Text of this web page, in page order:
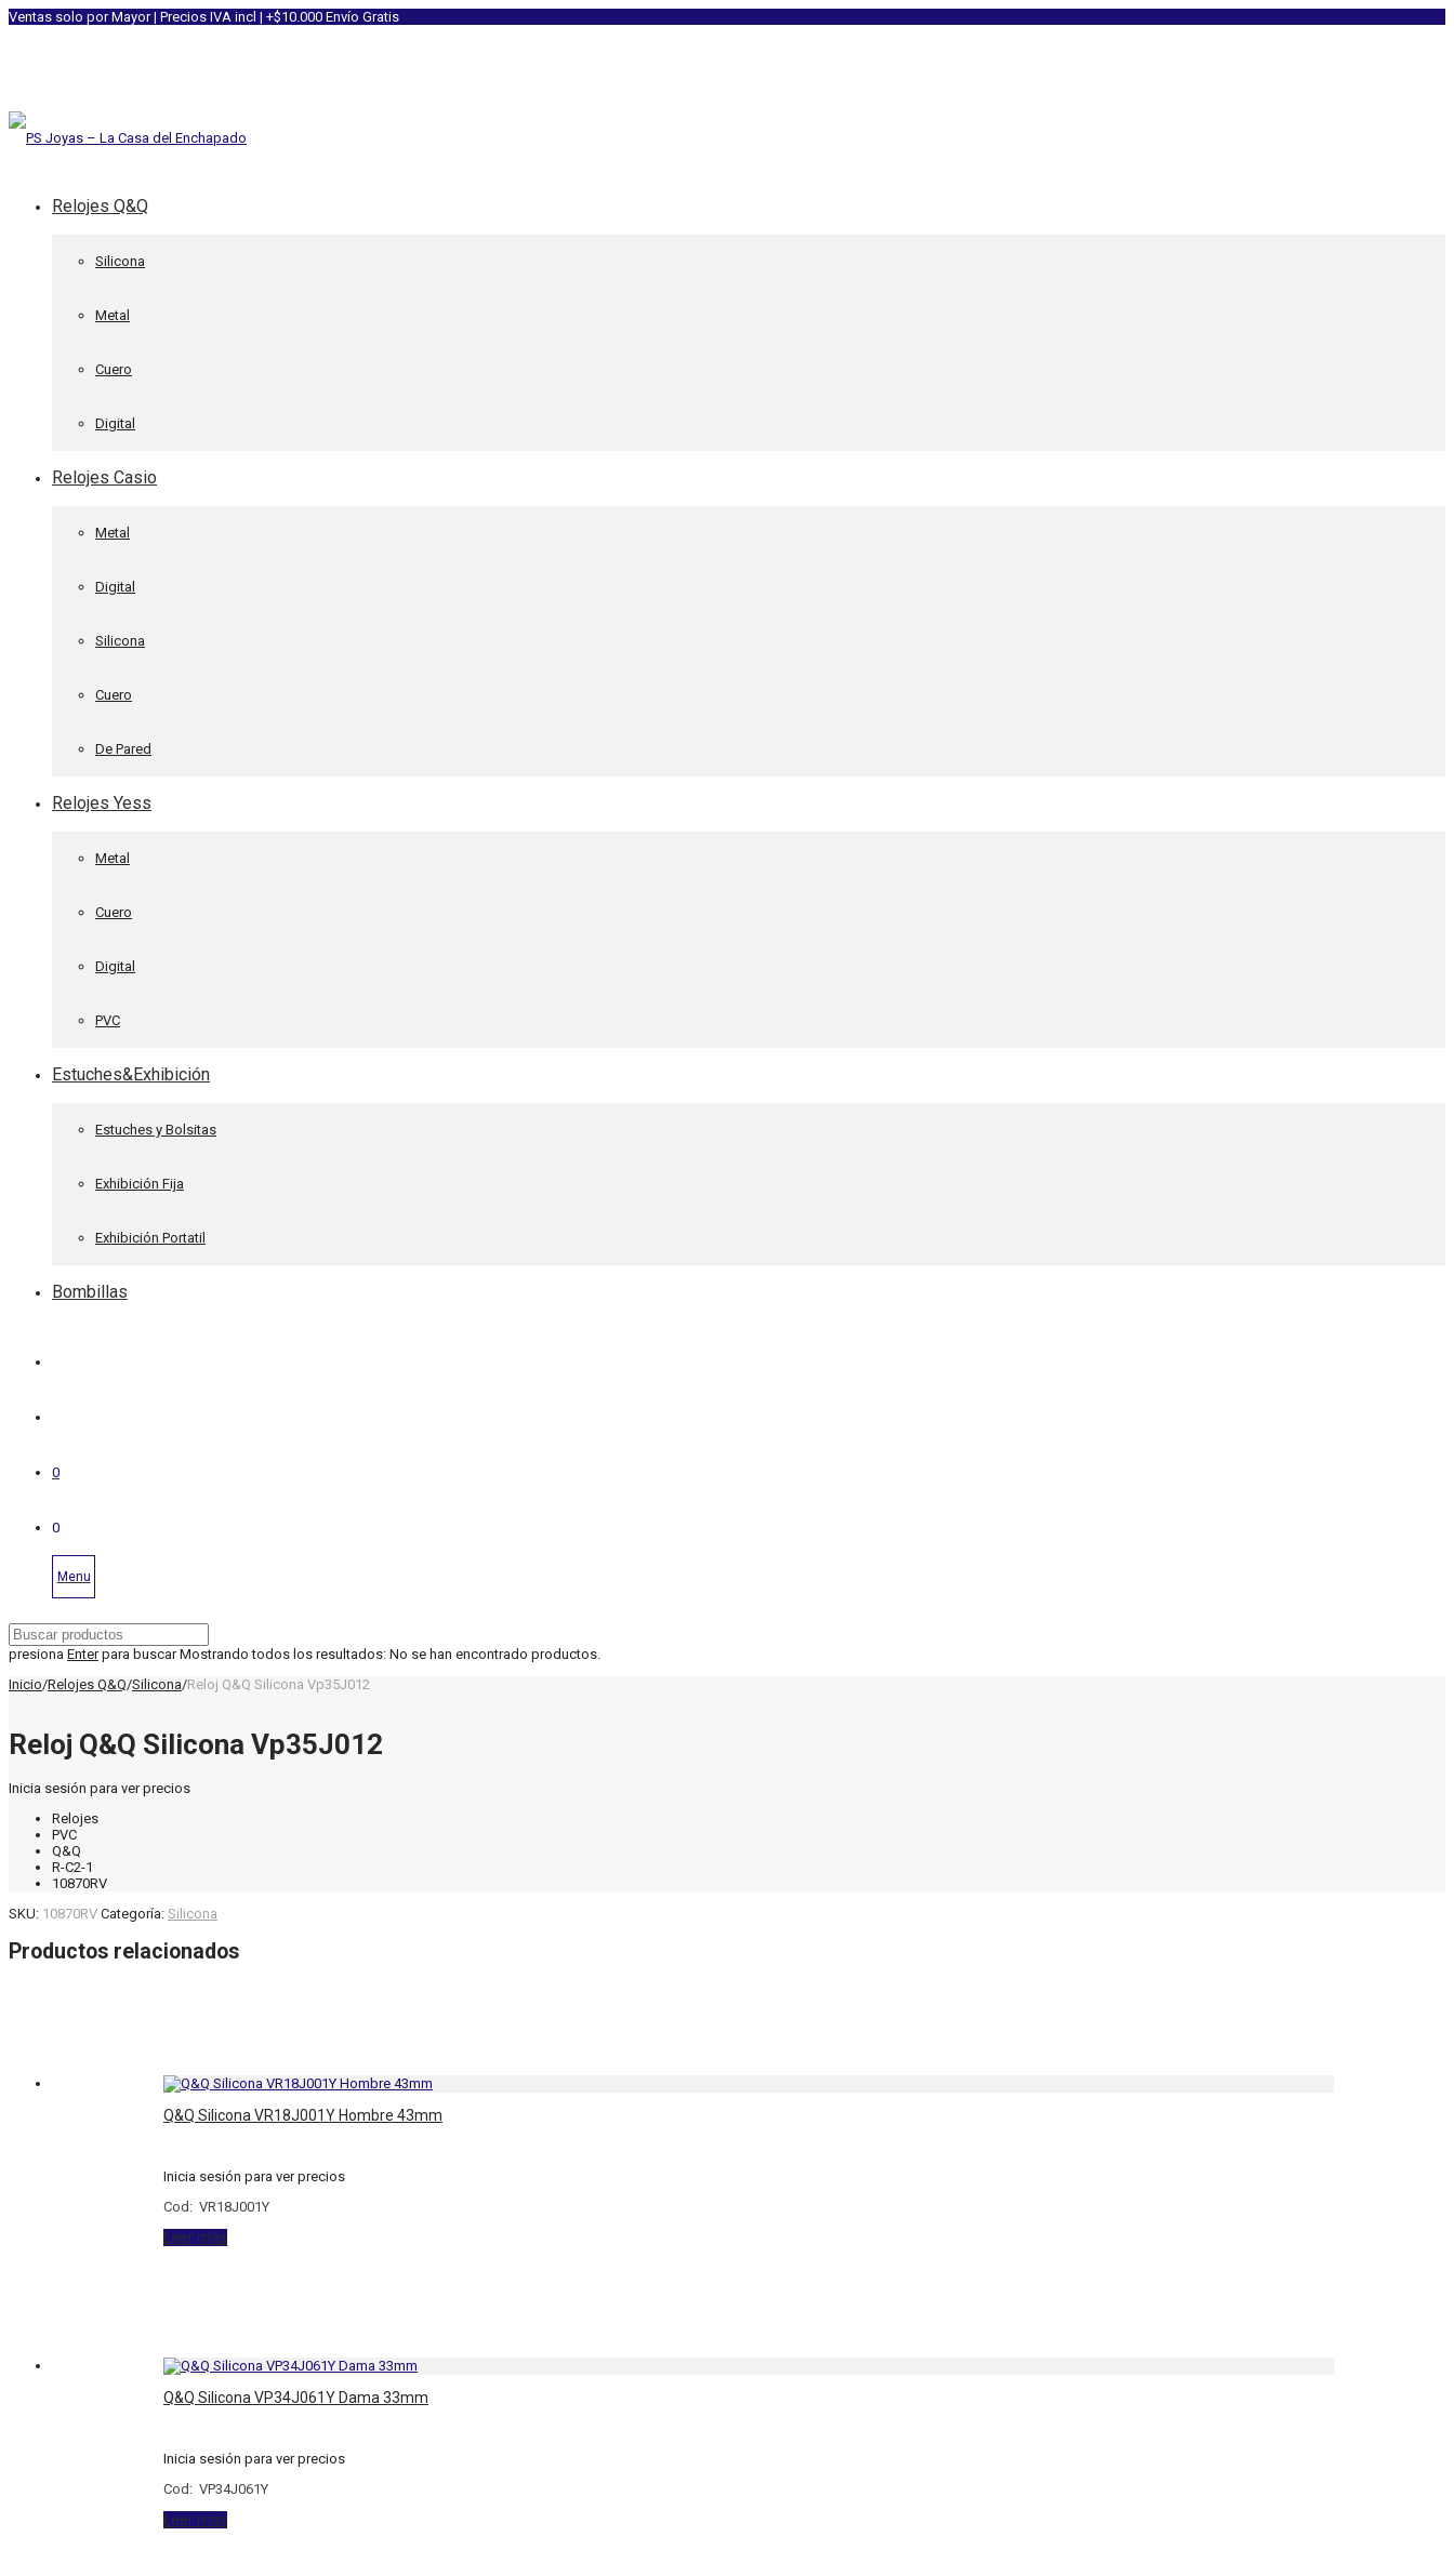
Ventas solo por Mayor | Precios IVA incl | +$10.000 Envío Gratis
Relojes Q&Q
Silicona
Metal
Cuero
Digital
Relojes Casio
Metal
Digital
Silicona
Cuero
De Pared
Relojes Yess
Metal
Cuero
Digital
PVC
Estuches&Exhibición
Estuches y Bolsitas
Exhibición Fija
Exhibición Portatil
Bombillas
0
0
Menu
presiona Enterpara buscar Mostrando todos los resultados: No se han encontrado productos.
Inicio/Relojes Q&Q/Silicona/Reloj Q&Q Silicona Vp35J012
Reloj Q&Q Silicona Vp35J012
Inicia sesión para ver precios
Relojes
PVC
Q&Q
R-C2-1
10870RV
SKU: 10870RV Categoría: Silicona
Productos relacionados
Q&Q Silicona VR18J001Y Hombre 43mm
Inicia sesión para ver precios
Cod: VR18J001Y
Leer más
Q&Q Silicona VP34J061Y Dama 33mm
Inicia sesión para ver precios
Cod: VP34J061Y
Leer más